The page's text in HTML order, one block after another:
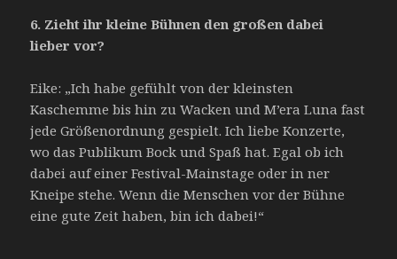
6. Zieht ihr kleine Bühnen den großen dabei
lieber vor?
Eike: „Ich habe gefühlt von der kleinsten
Kaschemme bis hin zu Wacken und M’era Luna fast
jede Größenordnung gespielt. Ich liebe Konzerte,
wo das Publikum Bock und Spaß hat. Egal ob ich
dabei auf einer Festival-Mainstage oder in ner
Kneipe stehe. Wenn die Menschen vor der Bühne
eine gute Zeit haben, bin ich dabei!“